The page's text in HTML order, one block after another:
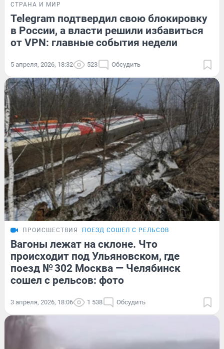
СТРАНА И МИР
Telegram подтвердил свою блокировку
в России, а власти решили избавиться
от VPN: главные события недели
5 апреля, 2026, 18:32 523 Обсудить
ПРОИСШЕСТВИЯ ПОЕЗД СОШЕЛ С РЕЛЬСОВ
Вагоны лежат на склоне. Что
происходит под Ульяновском, где
поезд № 302 Москва — Челябинск
сошел с рельсов: фото
3 апреля, 2026, 18:06 1 538 Обсудить